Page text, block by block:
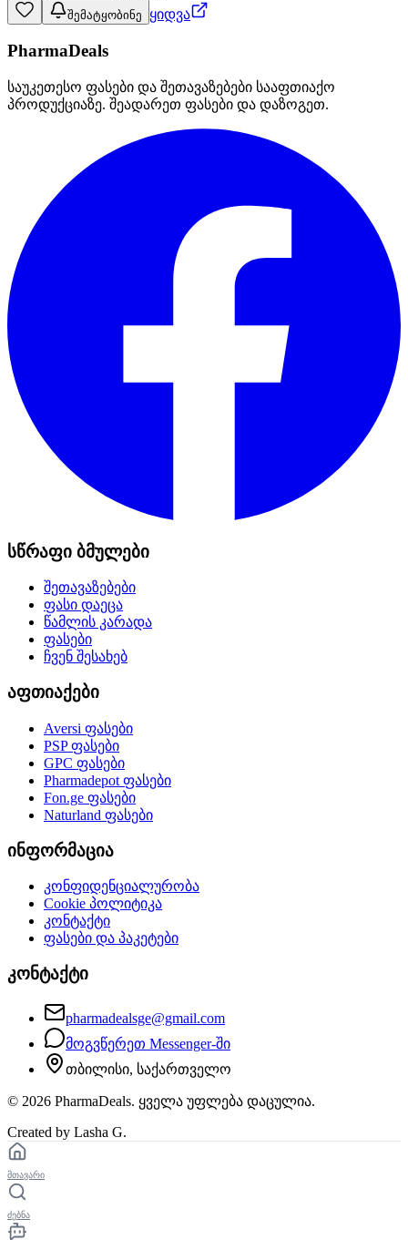
შემატყობინე ყიდვა
PharmaDeals
საუკეთესო ფასები და შეთავაზებები სააფთიაქო
პროდუქციაზე. შეადარეთ ფასები და დაზოგეთ.
სწრაფი ბმულები
შეთავაზებები
ფასი დაეცა
წამლის კარადა
ფასები
ჩვენ შესახებ
აფთიაქები
Aversi ფასები
PSPფასები
GPC ფასები
Pharmadepot ფასები
Fon.ge ფასები
Naturland ფასები
ინფორმაცია
კონფიდენციალურობა
Cookie პოლიტიკა
კონტაქტი
ფასები და პაკეტები
კონტაქტი
pharmadealsge@gmail.com
მოგვწერეთ Messenger-ში
თბილისი, საქართველო
© 2026 PharmaDeals. ყველა უფლება დაცულია.
Created by Lasha G.
მთავარი
ძებნა